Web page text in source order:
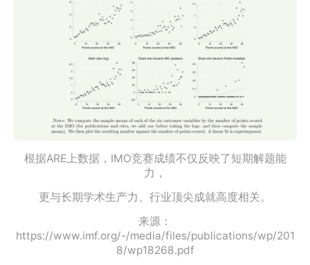
根据ARE上数据，IMO竞赛成绩不仅反映了短期解题能
力，
更与长期学术生产力、行业顶尖成就高度相关。
来源：
https://www.imf.org/-/media/files/publications/wp/201
8/wp18268.pdf